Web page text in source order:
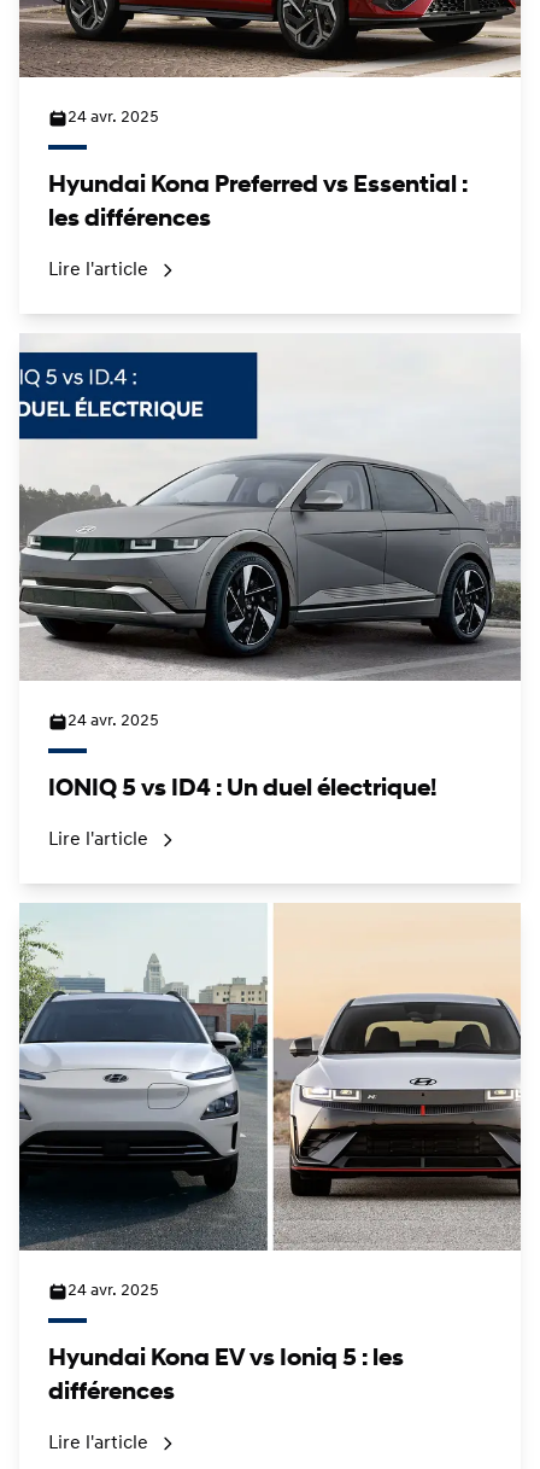
24 avr. 2025
Hyundai Kona Preferred vs Essential :
les différences
Lire l'article
24 avr. 2025
IONIQ 5 vs ID4 : Un duel électrique!
Lire l'article
24 avr. 2025
Hyundai Kona EV vs Ioniq 5 : les
différences
Lire l'article